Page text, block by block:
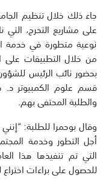
جاء ذلك خلال تنظيم
على مشاريع التخرج،
نوعية متطورة في خدمة
من خلال التطبيقات على
بحضور نائب الرئيس
قسم علوم الكمبيوتر د.
والطلبة المحتفى بهم.
وقال بوحمرا للطلبة:
أجل التطور وخدمة
التي تم تنفيذها هذا
للحصول على براءات اختراع